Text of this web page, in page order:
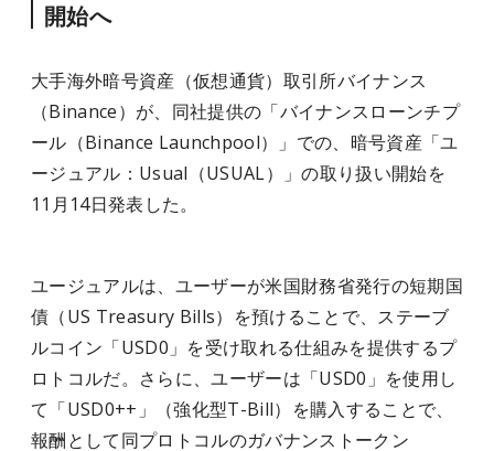
開始へ
大手海外暗号資産（仮想通貨）取引所バイナンス
（Binance）が、同社提供の「バイナンスローンチプ
ール（Binance Launchpool）」での、暗号資産「ユ
ージュアル：Usual（USUAL）」の取り扱い開始を
11月14日発表した。
ユージュアルは、ユーザーが米国財務省発行の短期国
債（US Treasury Bills）を預けることで、ステーブ
ルコイン「USD0」を受け取れる仕組みを提供するプ
ロトコルだ。さらに、ユーザーは「USD0」を使用し
て「USD0++」（強化型T-Bill）を購入することで、
報酬として同プロトコルのガバナンストークン